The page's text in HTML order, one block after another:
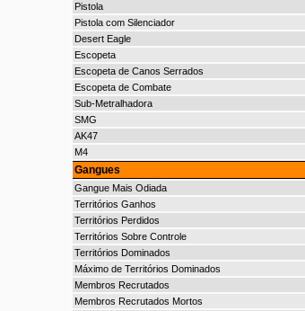
Pistola
Pistola com Silenciador
Desert Eagle
Escopeta
Escopeta de Canos Serrados
Escopeta de Combate
Sub-Metralhadora
SMG
AK47
M4
Gangues
Gangue Mais Odiada
Territórios Ganhos
Territórios Perdidos
Territórios Sobre Controle
Territórios Dominados
Máximo de Territórios Dominados
Membros Recrutados
Membros Recrutados Mortos